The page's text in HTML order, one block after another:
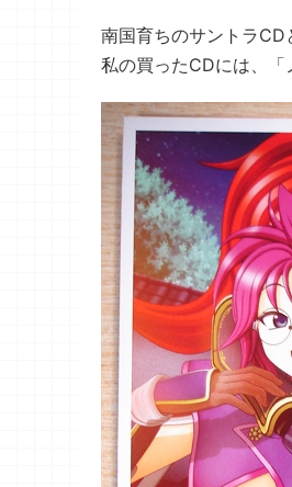
南国育ちのサントラCD
私の買ったCDには、「